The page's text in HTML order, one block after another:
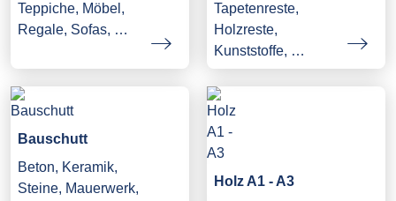
Teppiche, Möbel,
Regale, Sofas, …
Tapetenreste,
Holzreste,
Kunststoffe, …
Bauschutt
Beton, Keramik,
Steine, Mauerwerk,
Holz A1 - A3